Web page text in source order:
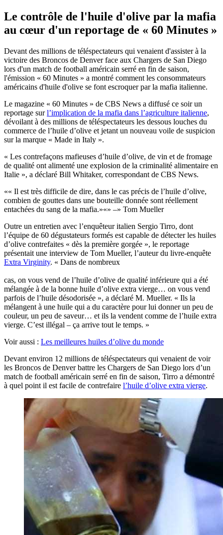
Le contrôle de l'huile d'olive par la mafia
au cœur d'un reportage de « 60 Minutes »
Devant des millions de téléspectateurs qui venaient d'assister à la
victoire des Broncos de Denver face aux Chargers de San Diego
lors d'un match de football américain serré en fin de saison,
l'émission « 60 Minutes » a montré comment les consommateurs
américains d'huile d'olive se font escroquer par la mafia italienne.
Le magazine « 60 Minutes » de CBS News a diffusé ce soir un
reportage surl’implication de la mafia dans l’agriculture italienne,
dévoilant à des millions de téléspectateurs les dessous louches du
commerce de l’huile d’olive et jetant un nouveau voile de suspicion
sur la marque « Made in Italy ».
« Les contrefaçons mafieuses d’huile d’olive, de vin et de fromage
de qualité ont alimenté une explosion de la criminalité alimentaire en
Italie », a déclaré Bill Whitaker, correspondant de CBS News.
« Il est très difficile de dire, dans le cas précis de l’huile d’olive,
combien de gouttes dans une bouteille donnée sont réellement
entachées du sang de la mafia.
» –
Tom Mueller
Outre un entretien avec l’enquêteur italien Sergio Tirro, dont
l’équipe de 60 dégustateurs formés est capable de détecter les huiles
d’olive contrefaites « dès la première gorgée », le reportage
présentait une interview de Tom Mueller, l’auteur du livre-enquête
Extra Virginity. « Dans de nombreux
cas, on vous vend de l’huile d’olive de qualité inférieure qui a été
mélangée à de la bonne huile d’olive extra vierge… on vous vend
parfois de l’huile désodorisée », a déclaré M. Mueller. « Ils la
mélangent à une huile qui a du caractère pour lui donner un peu de
couleur, un peu de saveur… et ils la vendent comme de l’huile extra
vierge. C’est illégal – ça arrive tout le temps. »
Voir aussi : Les meilleures huiles d’olive du monde
Devant environ 12 millions de téléspectateurs qui venaient de voir
les Broncos de Denver battre les Chargers de San Diego lors d’un
match de football américain serré en fin de saison, Tirro a démontré
à quel point il est facile de contrefaire l’huile d’olive extra vierge.